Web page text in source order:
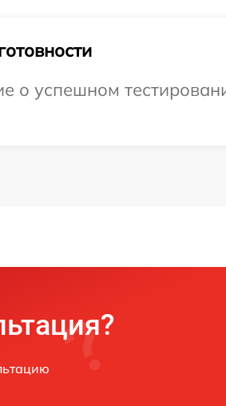
о успешном